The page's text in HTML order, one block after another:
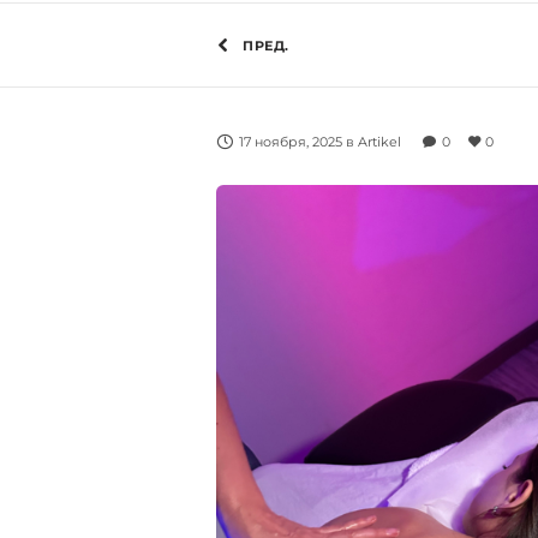
ПРЕД.
17 ноября, 2025 в Artikel 0 0